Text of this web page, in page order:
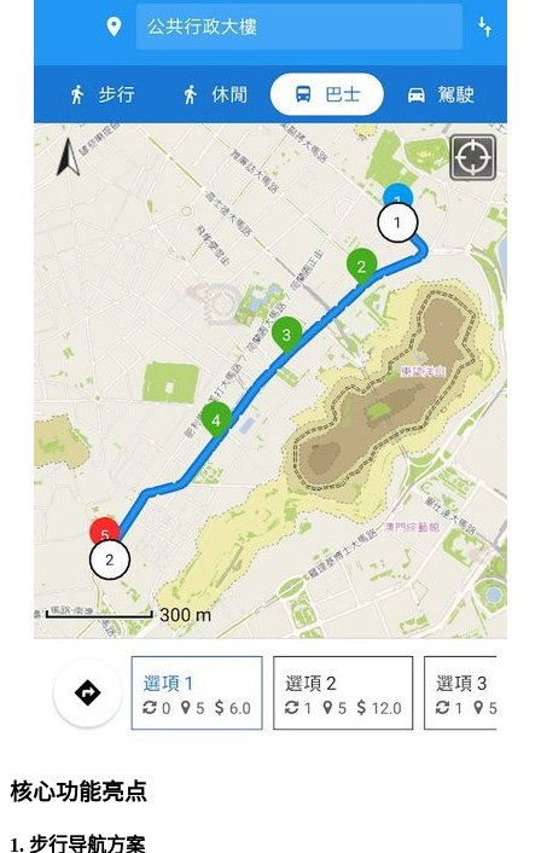
核心功能亮点
1. 步行导航方案